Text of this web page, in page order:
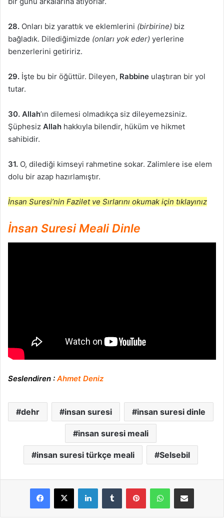
28. Onları biz yarattık ve eklemlerini (birbirine) biz
bağladık. Dilediğimizde (onları yok eder) yerlerine
benzerlerini getiririz.
29. İşte bu bir öğüttür. Dileyen, Rabbine ulaştıran bir yol
tutar.
30. Allah’ın dilemesi olmadıkça siz dileyemezsiniz.
Şüphesiz Allah hakkıyla bilendir, hüküm ve hikmet
sahibidir.
31. O, dilediği kimseyi rahmetine sokar. Zalimlere ise elem
dolu bir azap hazırlamıştır.
İnsan Suresi’nin Fazilet ve Sırlarını okumak için tıklayınız
İnsan Suresi Meali Dinle
Seslendiren :Ahmet Deniz
dehr insan suresi insan suresi dinle
insan suresi meali
insan suresi türkçe meali Selsebil